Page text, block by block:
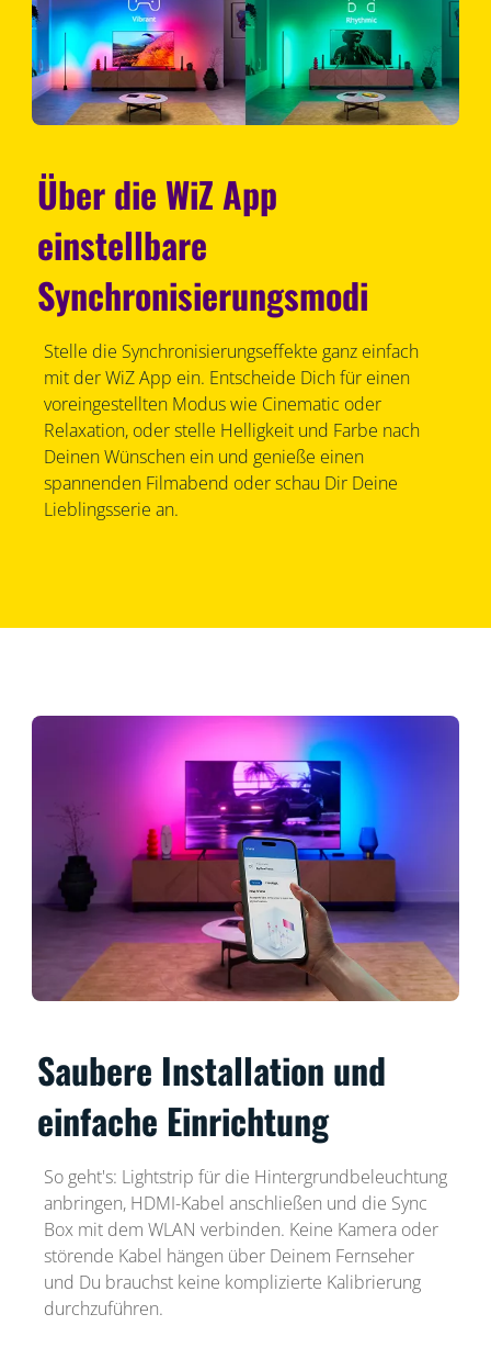
Über die WiZ App
einstellbare
Synchronisierungsmodi
Stelle die Synchronisierungseffekte ganz einfach
mit der WiZ App ein. Entscheide Dich für einen
voreingestellten Modus wie Cinematic oder
Relaxation, oder stelle Helligkeit und Farbe nach
Deinen Wünschen ein und genieße einen
spannenden Filmabend oder schau Dir Deine
Lieblingsserie an.
Saubere Installation und
einfache Einrichtung
So geht's: Lightstrip für die Hintergrundbeleuchtung
anbringen, HDMI-Kabel anschließen und die Sync
Box mit dem WLAN verbinden. Keine Kamera oder
störende Kabel hängen über Deinem Fernseher
und Du brauchst keine komplizierte Kalibrierung
durchzuführen.